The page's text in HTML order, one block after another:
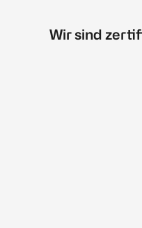
Wir sind